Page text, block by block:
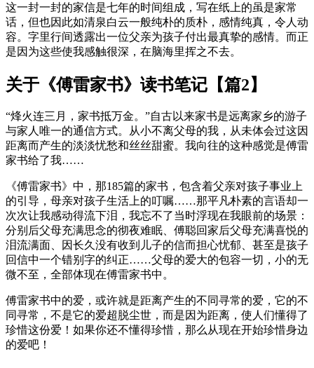
这一封一封的家信是七年的时间组成，写在纸上的虽是家常
话，但也因此如清泉白云一般纯朴的质朴，感情纯真，令人动
容。字里行间透露出一位父亲为孩子付出最真挚的感情。而正
是因为这些使我感触很深，在脑海里挥之不去。
关于《傅雷家书》读书笔记【篇2】
“烽火连三月，家书抵万金。”自古以来家书是远离家乡的游子
与家人唯一的通信方式。从小不离父母的我，从未体会过这因
距离而产生的淡淡忧愁和丝丝甜蜜。我向往的这种感觉是傅雷
家书给了我……
《傅雷家书》中，那185篇的家书，包含着父亲对孩子事业上
的引导，母亲对孩子生活上的叮嘱……那平凡朴素的言语却一
次次让我感动得流下泪，我忘不了当时浮现在我眼前的场景：
分别后父母充满思念的彻夜难眠、傅聪回家后父母充满喜悦的
泪流满面、因长久没有收到儿子的信而担心忧郁、甚至是孩子
回信中一个错别字的纠正……父母的爱大的包容一切，小的无
微不至，全部体现在傅雷家书中。
傅雷家书中的爱，或许就是距离产生的不同寻常的爱，它的不
同寻常，不是它的爱超脱尘世，而是因为距离，使人们懂得了
珍惜这份爱！如果你还不懂得珍惜，那么从现在开始珍惜身边
的爱吧！